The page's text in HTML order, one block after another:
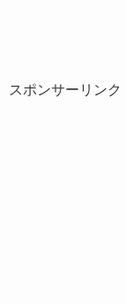
スポンサーリンク